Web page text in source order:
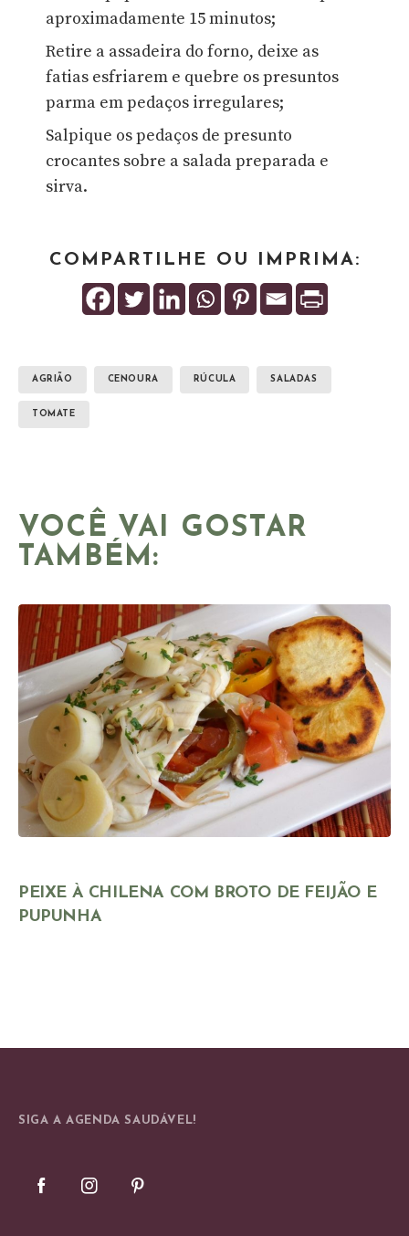
aproximadamente 15 minutos;
Retire a assadeira do forno, deixe as
fatias esfriarem e quebre os presuntos
parma em pedaços irregulares;
Salpique os pedaços de presunto
crocantes sobre a salada preparada e
sirva.
COMPARTILHE OU IMPRIMA:
AGRIÃO CENOURA RÚCULA SALADAS
TOMATE
VOCÊ VAI GOSTAR
TAMBÉM:
PEIXE À CHILENA COM BROTO DE FEIJÃO E
PUPUNHA
SIGA A AGENDA SAUDÁVEL!